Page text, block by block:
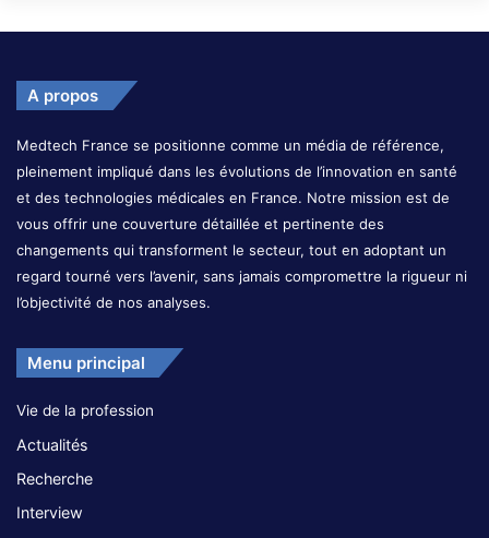
A propos
Medtech France se positionne comme un média de référence,
pleinement impliqué dans les évolutions de l’innovation en santé
et des technologies médicales en France. Notre mission est de
vous offrir une couverture détaillée et pertinente des
changements qui transforment le secteur, tout en adoptant un
regard tourné vers l’avenir, sans jamais compromettre la rigueur ni
l’objectivité de nos analyses.
Menu principal
Vie de la profession
Actualités
Recherche
Interview